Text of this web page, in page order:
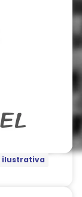
ilustrativa